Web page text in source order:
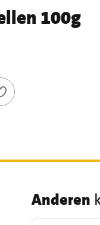
100g
Anderen